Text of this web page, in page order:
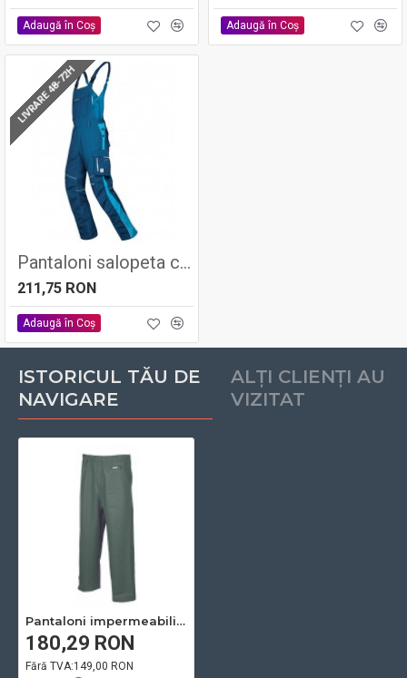
Adaugă în Coş Adaugă în Coş
LIVRARE 48-72H
Pantaloni salopeta cu pieptar URBAN, 65% poliester - 35% bumbac, 270gr/mp - Ardon
211,75 RON
Adaugă în Coş
ISTORICUL TĂU DE
NAVIGARE
ALȚI CLIENȚI AU
VIZITAT
Pantaloni impermeabili Aqua Verde - ARDON
180,29 RON
Fără TVA:149,00 RON